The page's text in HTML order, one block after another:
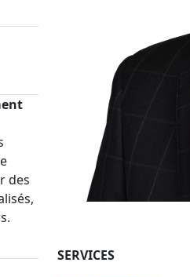
des
SERVICES